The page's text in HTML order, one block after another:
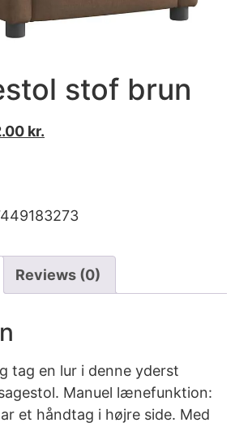
stof brun
kr.
Reviews (0)
tag en lur i denne yderst
Manuel lænefunktion:
et håndtag i højre side. Med